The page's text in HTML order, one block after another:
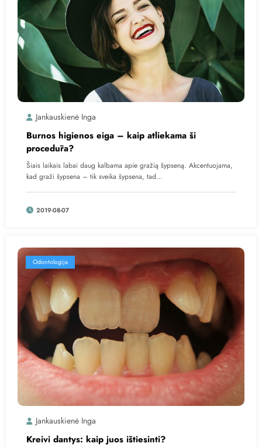
Jankauskienė Inga
Burnos higienos eiga – kaip atliekama ši
procedūra?
Šiais laikais labai daug kalbama apie gražią šypseną. Akcentuojama,
kad graži šypsena – tik sveika šypsena, tad…
2019-08-07
Odontologija
Jankauskienė Inga
Kreivi dantys: kaip juos ištiesinti?